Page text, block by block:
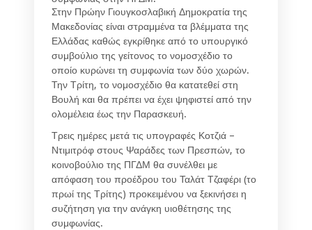
Στην Πρώην Γιουγκοσλαβική Δημοκρατία της
Μακεδονίας είναι στραμμένα τα βλέμματα της
Ελλάδας καθώς εγκρίθηκε από το υπουργικό
συμβούλιο της γείτονος το νομοσχέδιο το
οποίο κυρώνει τη συμφωνία των δύο χωρών.
Την Τρίτη, το νομοσχέδιο θα κατατεθεί στη
Βουλή και θα πρέπει να έχει ψηφιστεί από την
ολομέλεια έως την Παρασκευή.
Τρεις ημέρες μετά τις υπογραφές Κοτζιά –
Ντιμιτρόφ στους Ψαράδες των Πρεσπών, το
κοινοβούλιο της ΠΓΔΜ θα συνέλθει με
απόφαση του προέδρου του Ταλάτ Τζαφέρι (το
πρωί της Τρίτης) προκειμένου να ξεκινήσει η
συζήτηση για την ανάγκη υιοθέτησης της
συμφωνίας.